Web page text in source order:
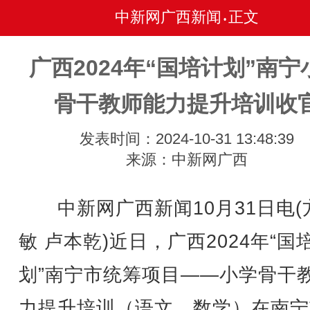
中新网广西新闻 • 正文
广西2024年“国培计划”南宁
骨干教师能力提升培训收
发表时间：2024-10-31 13:48:39
来源：中新网广西
中新网广西新闻10月31日电(
敏 卢本乾)近日，广西2024年“国
划”南宁市统筹项目——小学骨干